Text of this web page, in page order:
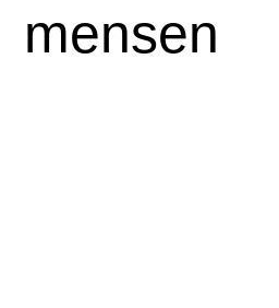
mensen